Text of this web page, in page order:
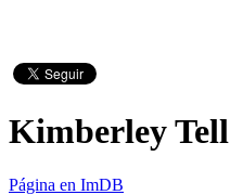
Kimberley Tell
Página en ImDB